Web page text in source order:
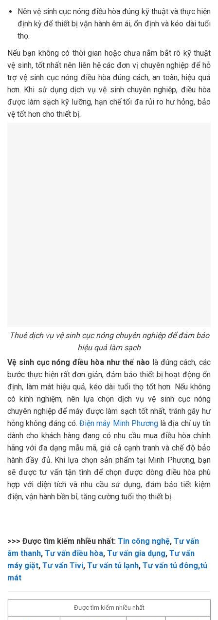
Nên vệ sinh cục nóng điều hòa đúng kỹ thuật và thực hiện
định kỳ để thiết bị vận hành êm ái, ổn định và kéo dài tuổi
thọ.
Nếu bạn không có thời gian hoặc chưa nắm bắt rõ kỹ thuật
vệ sinh, tốt nhất nên liên hệ các đơn vị chuyên nghiệp để hỗ
trợ vệ sinh cục nóng điều hòa đúng cách, an toàn, hiệu quả
hơn. Khi sử dụng dịch vụ vệ sinh chuyên nghiệp, điều hòa
được làm sạch kỹ lưỡng, hạn chế tối đa rủi ro hư hỏng, bảo
vệ tốt hơn cho thiết bị.
Thuê dịch vụ vệ sinh cục nóng chuyên nghiệp để đảm bảo
hiệu quả làm sạch
Vệ sinh cục nóng điều hòa như thế nào là đúng cách, các
bước thực hiện rất đơn giản, đảm bảo thiết bị hoạt động ổn
định, làm mát hiệu quả, kéo dài tuổi thọ tốt hơn. Nếu không
có kinh nghiệm, nên lựa chọn dịch vụ vệ sinh cục nóng
chuyên nghiệp để máy được làm sạch tốt nhất, tránh gây hư
hỏng không đáng có. Điện máy Minh Phươnglà địa chỉ uy tín
dành cho khách hàng đang có nhu cầu mua điều hòa chính
hãng với đa dạng mẫu mã, giá cả cạnh tranh và chế độ bảo
hành đầy đủ. Khi lựa chọn sản phẩm tại Minh Phương, bạn
sẽ được tư vấn tận tình để chọn được dòng điều hòa phù
hợp với diện tích và nhu cầu sử dụng, đảm bảo tiết kiệm
điện, vận hành bền bỉ, tăng cường tuổi thọ thiết bị.
>>> Được tìm kiếm nhiều nhất: Tin công nghệ, Tư vấn
âm thanh, Tư vấn điều hòa, Tư vấn gia dụng, Tư vấn
máy giặt, Tư vấn Tivi, Tư vấn tủ lạnh, Tư vấn tủ đông,tủ
mát
Được tìm kiếm nhiều nhất